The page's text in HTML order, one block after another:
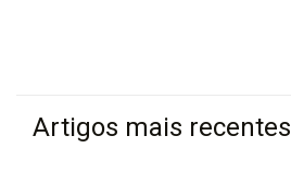
Artigos mais recentes